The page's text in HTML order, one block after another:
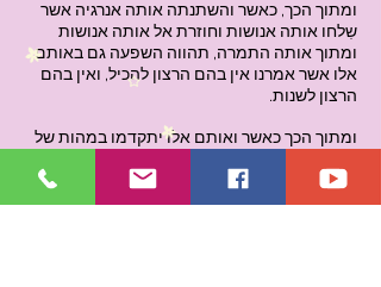
ומתוך הכך, כאשר והשתנתה אותה אנרגיה אשר
שִלחו אותה אנושות וחוזרת אל אותה אנושות
ומתוך אותה התמרה, תהווה השפעה גם באותם
אלו אשר אמרנו אין בהם הרצון להכיל, ואין בהם
הרצון לשנות.
ומתוך הכך כאשר ואותם אלו יתקדמו במהות של
אותם אלו שיעורים אשר לא נלמדו.